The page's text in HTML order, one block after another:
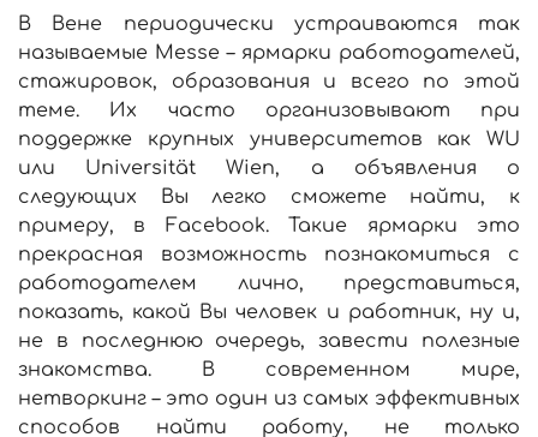
В Вене периодически устраиваются так
называемые Messe – ярмарки работодателей,
стажировок, образования и всего по этой
теме. Их часто организовывают при
поддержке крупных университетов как WU
или Universität Wien, а объявления о
следующих Вы легко сможете найти, к
примеру, в Facebook. Такие ярмарки это
прекрасная возможность познакомиться с
работодателем лично, представиться,
показать, какой Вы человек и работник, ну и,
не в последнюю очередь, завести полезные
знакомства. В современном мире,
нетворкинг – это один из самых эффективных
способов найти работу, не только